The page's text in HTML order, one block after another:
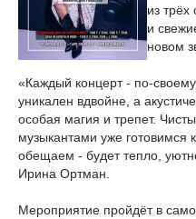
из
и
новом
«Каждый концерт - по-
уникален вдвойне, а
особая магия и трепет.
музыкантами уже готовимся
обещаем - будет тепло,
Ирина Ортман.
Мероприятие пройдёт в